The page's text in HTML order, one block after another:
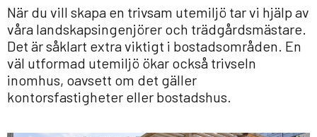
När du vill skapa en trivsam utemiljö tar vi hjälp av
våra landskapsingenjörer och trädgårdsmästare.
Det är såklart extra viktigt i bostadsområden. En
väl utformad utemiljö ökar också trivseln
inomhus, oavsett om det gäller
kontorsfastigheter eller bostadshus.